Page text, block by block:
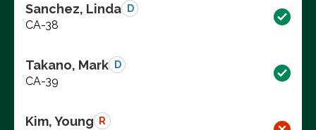
Sanchez, Linda D
CA-38
Takano, Mark D
CA-39
Kim, Young R